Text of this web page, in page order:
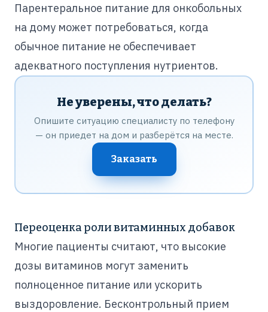
Парентеральное питание для онкобольных
на дому может потребоваться, когда
обычное питание не обеспечивает
адекватного поступления нутриентов.
Не уверены, что делать?
Опишите ситуацию специалисту по телефону
— он приедет на дом и разберётся на месте.
Заказать
Переоценка роли витаминных добавок
Многие пациенты считают, что высокие
дозы витаминов могут заменить
полноценное питание или ускорить
выздоровление. Бесконтрольный прием